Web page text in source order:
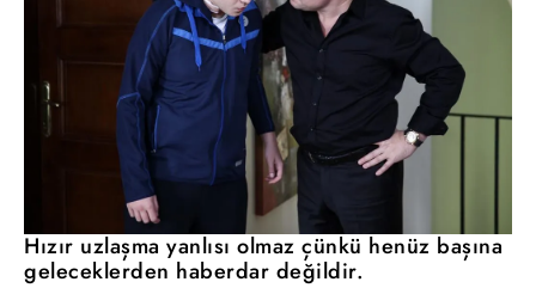
Hızır uzlaşma yanlısı olmaz çünkü henüz başına
geleceklerden haberdar değildir.